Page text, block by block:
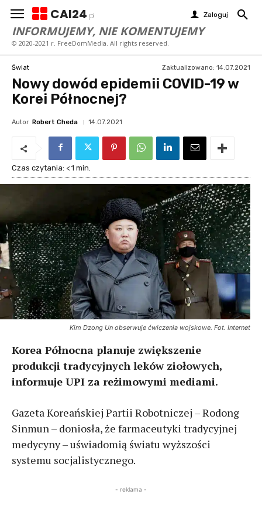
CAI24 pl Zaloguj
INFORMUJEMY, NIE KOMENTUJEMY
© 2020-2021 r. FreeDomMedia. All rights reserved.
Świat Zaktualizowano: 14.07.2021
Nowy dowód epidemii COVID-19 w
Korei Północnej?
Autor Robert Cheda 14.07.2021
Czas czytania: < 1 min.
Kim Dzong Un obserwuje ćwiczenia wojskowe. Fot. Internet
Korea Północna planuje zwiększenie
produkcji tradycyjnych leków ziołowych,
informuje UPI za reżimowymi mediami.
Gazeta Koreańskiej Partii Robotniczej – Rodong
Sinmun – doniosła, że farmaceutyki tradycyjnej
medycyny – uświadomią światu wyższości
systemu socjalistycznego.
- reklama -